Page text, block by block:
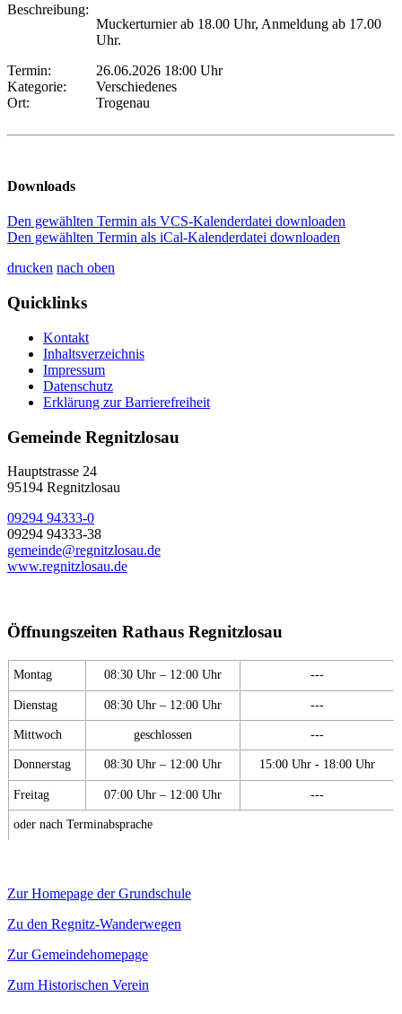
Beschreibung:
Muckerturnier ab 18.00 Uhr, Anmeldung ab 17.00
Uhr.
Termin:
26.06.2026 18:00 Uhr
Kategorie:
Verschiedenes
Ort:
Trogenau
Downloads
Den gewählten Termin als VCS-Kalenderdatei downloaden
Den gewählten Termin als iCal-Kalenderdatei downloaden
drucken nach oben
Quicklinks
Kontakt
Inhaltsverzeichnis
Impressum
Datenschutz
Erklärung zur Barrierefreiheit
Gemeinde Regnitzlosau
Hauptstrasse 24
95194 Regnitzlosau
09294 94333-0
09294 94333-38
gemeinde@regnitzlosau.de
www.regnitzlosau.de
Öffnungszeiten Rathaus Regnitzlosau
Montag 08:30 Uhr – 12:00 Uhr ---
Dienstag 08:30 Uhr – 12:00 Uhr ---
Mittwoch geschlossen ---
Donnerstag 08:30 Uhr – 12:00 Uhr 15:00 Uhr - 18:00 Uhr
Freitag 07:00 Uhr – 12:00 Uhr ---
oder nach Terminabsprache
Zur Homepage der Grundschule
Zu den Regnitz-Wanderwegen
Zur Gemeindehomepage
Zum Historischen Verein